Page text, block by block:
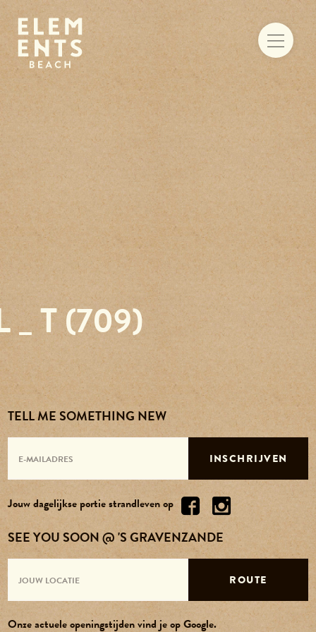
Food & drinks
Iets te vieren
Trouwen aan zee
Vergaderen
Activiteiten
Reserveren
Agenda
Contact
Over ons
Vacatures
_ T (709)
TELL ME SOMETHING NEW
INSCHRIJVEN
Jouw dagelijkse portie strandleven op
SEE YOU SOON @ 'S GRAVENZANDE
ROUTE
Onze actuele openingstijden vind je op Google.